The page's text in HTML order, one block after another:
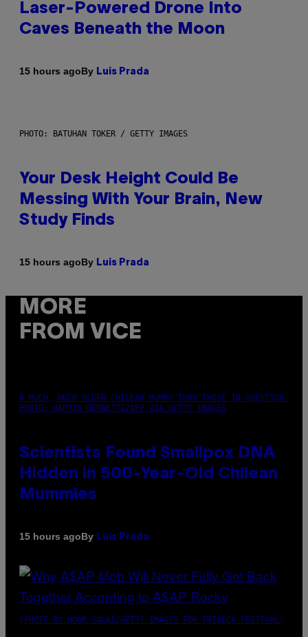
Laser-Powered Drone Into
Caves Beneath the Moon
15 hours agoBy Luis Prada
PHOTO: BATUHAN TOKER / GETTY IMAGES
Your Desk Height Could Be
Messing With Your Brain, New
Study Finds
15 hours agoBy Luis Prada
MORE
FROM VICE
A MUCH, MUCH OLDER CHILEAN MUMMY THAN THOSE IN QUESTION.
PHOTO: MARTIN BERNETTI/AFP VIA GETTY IMAGES
Scientists Found Smallpox DNA
Hidden in 500-Year-Old Chilean
Mummies
15 hours agoBy Luis Prada
(PHOTO BY NOAM GALAI/GETTY IMAGES FOR TRIBECA FESTIVAL)